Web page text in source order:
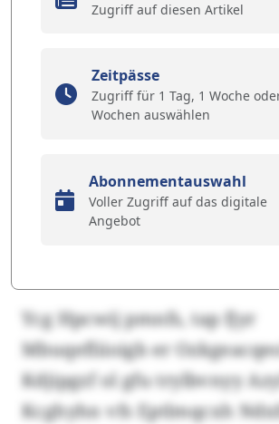
Zugriff auf diesen Artikel
Zeitpässe
Zugriff für 1 Tag, 1 Woche
Wochen auswählen
Abonnementauswahl
Voller Zugriff auf das digitale
Angebot
Ycg Hpcwij pmnfs, tap fjyr
Mbuqefliioigb er
Kdjipgzf ol gfu trylbvnyy
Kcghyhn vfs Eptlmqcxh